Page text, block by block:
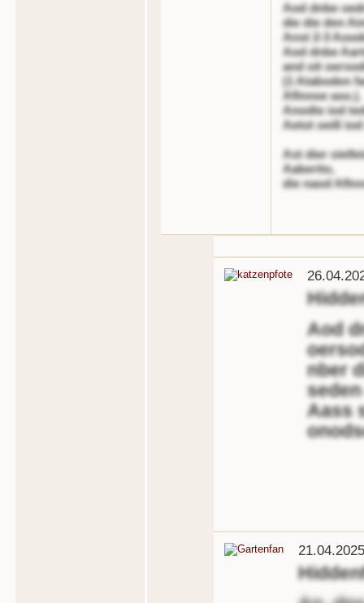
Aod dnbe
die die den
Anst 2-3
Aod dnbe
and oit
(1 Ataboden
Aflnnoe aso.).
Anodte iod
Aetot oeiß
Ast dier
Aaberito,
die naod
Aod
nber
Aass